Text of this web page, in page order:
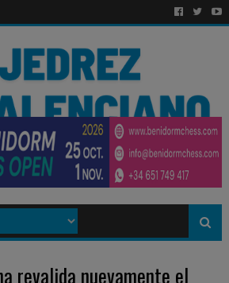
revalida nuevamente el